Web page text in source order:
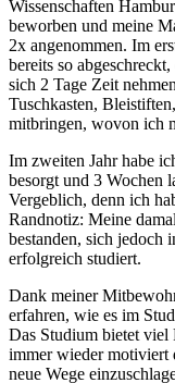
Wissenschaften
beworben und meine
2x angenommen. Im
bereits so
sich 2 Tage Zeit
Tuschkasten,
mitbringen, wovon ich
Im zweiten Jahr habe
besorgt und 3 Wochen
Vergeblich, denn ich
Randnotiz: Meine
bestanden, sich jedoch
erfolgreich studiert.
Dank meiner
erfahren, wie es im
Das Studium bietet
immer wieder motiviert
neue Wege